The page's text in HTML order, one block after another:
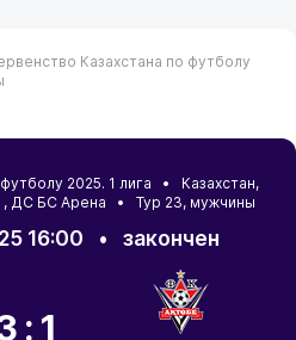
Казахстана по футболу
2025. 1 лига • Казахстан,
, ДС БС Арена • Тур 23, мужчины
16:00 • закончен